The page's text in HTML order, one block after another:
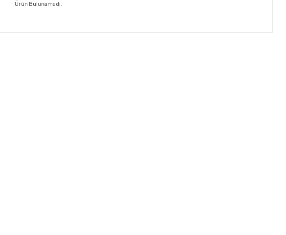
Ürün Bulunamadı.